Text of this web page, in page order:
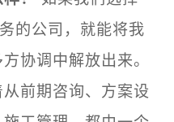
的公司，就能将我
协调中解放出来。
前期咨询、方案设